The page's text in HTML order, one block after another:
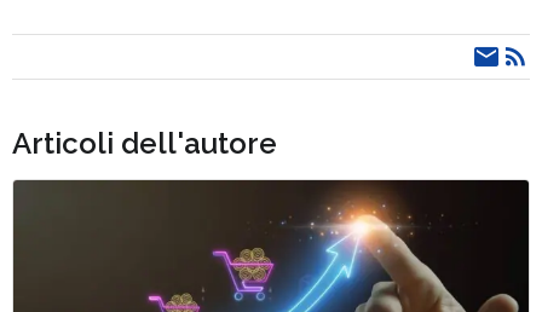
Articoli dell'autore